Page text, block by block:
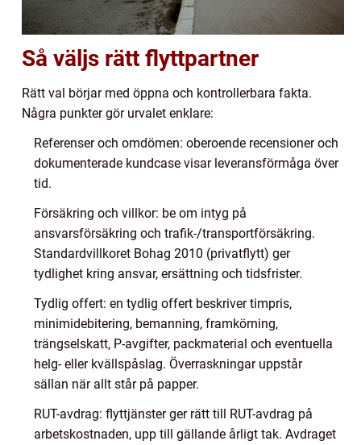
Så väljs rätt flyttpartner
Rätt val börjar med öppna och kontrollerbara fakta.
Några punkter gör urvalet enklare:
Referenser och omdömen: oberoende recensioner och
dokumenterade kundcase visar leveransförmåga över
tid.
Försäkring och villkor: be om intyg på
ansvarsförsäkring och trafik-/transportförsäkring.
Standardvillkoret Bohag 2010 (privatflytt) ger
tydlighet kring ansvar, ersättning och tidsfrister.
Tydlig offert: en tydlig offert beskriver timpris,
minimidebitering, bemanning, framkörning,
trängselskatt, P-avgifter, packmaterial och eventuella
helg- eller kvällspåslag. Överraskningar uppstår
sällan när allt står på papper.
RUT-avdrag: flyttjänster ger rätt till RUT-avdrag på
arbetskostnaden, upp till gällande årligt tak. Avdraget